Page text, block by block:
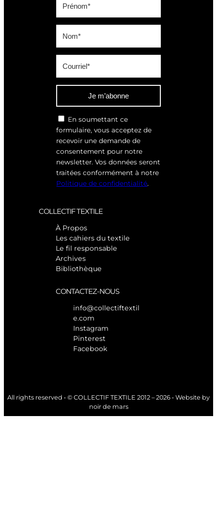
Je m’abonne
En soumettant ce
formulaire, vous acceptez de
recevoir une demande de
consentement pour notre
newsletter. Vos données seront
traitées conformément à notre
Politique de confidentialité.
COLLECTIF TEXTILE
À Propos
Les cahiers du textile
Le fil responsable
Archives
Bibliothèque
CONTACTEZ-NOUS
info@collectiftextil
e.com
Instagram
Pinterest
Facebook
All rights reserved • © COLLECTIF TEXTILE 2012 – 2026 • Website by
noir de mars